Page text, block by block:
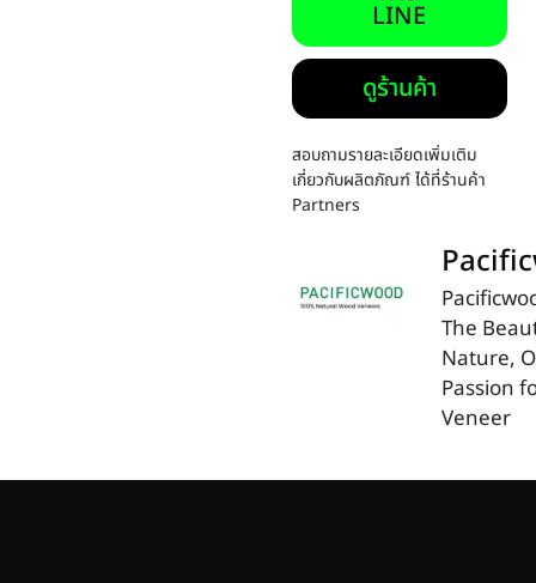
LINE
ดูร้านค้า
สอบถามรายละเอียดเพิ่มเติม
เกี่ยวกับผลิตภัณฑ์ ได้ที่ร้านค้า
Partners
The
Nature,
Passion
Veneer